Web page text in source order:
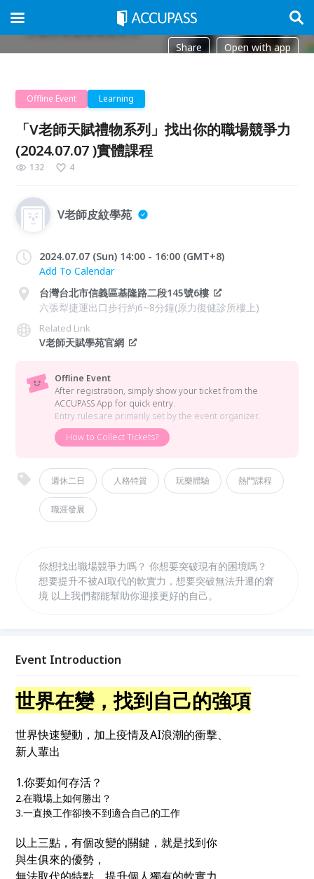
Share Open with app
Offline Event Learning
「V老師天賦禮物系列」找出你的職場競爭力
(2024.07.07 )實體課程
132 4
V老師皮紋學苑
2024.07.07 (Sun) 14:00 - 16:00 (GMT+8)
Add To Calendar
台灣台北市信義區基隆路二段145號6樓
六張犁捷運出口步行約6~8分鐘(原力復健診所樓上)
Related Link
V老師天賦學苑官網
Offline Event
After registration, simply show your ticket from the
ACCUPASS App for quick entry.
Entry rules are primarily set by the event organizer.
How to Collect Tickets?
週休二日 人格特質 玩樂體驗 熱門課程
職涯發展
你想找出職場競爭力嗎？ 你想要突破現有的困境嗎？
想要提升不被AI取代的軟實力，想要突破無法升遷的窘
境 以上我們都能幫助你迎接更好的自己。
Event Introduction
世界在變，找到自己的強項
世界快速變動，加上疫情及AI浪潮的衝擊、
新人輩出
1.你要如何存活？
2.在職場上如何勝出？
3.一直換工作卻換不到適合自己的工作
以上三點，有個改變的關鍵，就是找到你
與生俱來的優勢，